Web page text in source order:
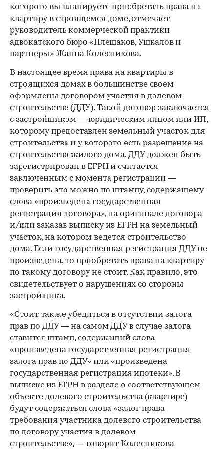
которого вы планируете приобретать права на
квартиру в строящемся доме, отмечает
руководитель коммерческой практики
адвокатского бюро «Плешаков, Ушкалов и
партнеры» Жанна Колесникова.
В настоящее время права на квартиры в
строящихся домах в большинстве своем
оформлены договором участия в долевом
строительстве (ДДУ). Такой договор заключается
с застройщиком — юридическим лицом или ИП,
которому предоставлен земельный участок для
строительства и у которого есть разрешение на
строительство жилого дома. ДДУ должен быть
зарегистрирован в ЕГРН и считается
заключенным с момента регистрации —
проверить это можно по штампу, содержащему
слова «произведена государственная
регистрация договора», на оригинале договора
и/или заказав выписку из ЕГРН на земельный
участок, на котором ведется строительство
дома. Если государственная регистрация ДДУ не
произведена, то приобретать права на квартиру
по такому договору не стоит. Как правило, это
свидетельствует о нарушениях со стороны
застройщика.
«Стоит также убедиться в отсутствии залога
прав по ДДУ — на самом ДДУ в случае залога
ставится штамп, содержащий слова
«произведена государственная регистрация
залога прав по ДДУ» или «произведена
государственная регистрация ипотеки». В
выписке из ЕГРН в разделе о соответствующем
объекте долевого строительства (квартире)
будут содержаться слова «залог права
требования участника долевого строительства
по договору участия в долевом
строительстве», — говорит Колесникова.